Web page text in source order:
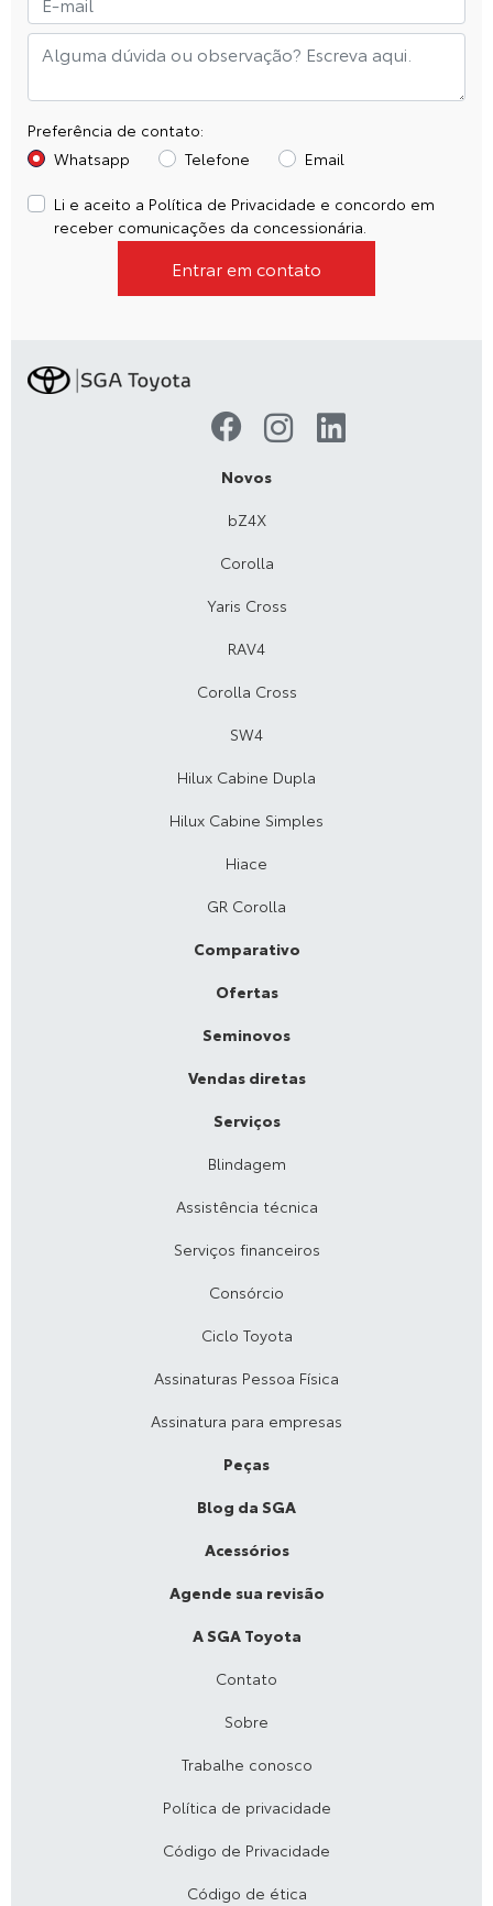
Preferência de contato:
Whatsapp
Telefone Email
Li e aceito a Política de Privacidade e concordo em
receber comunicações da concessionária.
Entrar em contato
Novos
bZ4X
Corolla
Yaris Cross
RAV4
Corolla Cross
SW4
Hilux Cabine Dupla
Hilux Cabine Simples
Hiace
GR Corolla
Comparativo
Ofertas
Seminovos
Vendas diretas
Serviços
Blindagem
Assistência técnica
Serviços financeiros
Consórcio
Ciclo Toyota
Assinaturas Pessoa Física
Assinatura para empresas
Peças
Blog da SGA
Acessórios
Agende sua revisão
A SGA Toyota
Contato
Sobre
Trabalhe conosco
Política de privacidade
Código de Privacidade
Código de ética